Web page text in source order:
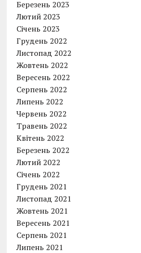
Березень 2023
Лютий 2023
Січень 2023
Грудень 2022
Листопад 2022
Жовтень 2022
Вересень 2022
Серпень 2022
Липень 2022
Червень 2022
Травень 2022
Квітень 2022
Березень 2022
Лютий 2022
Січень 2022
Грудень 2021
Листопад 2021
Жовтень 2021
Вересень 2021
Серпень 2021
Липень 2021